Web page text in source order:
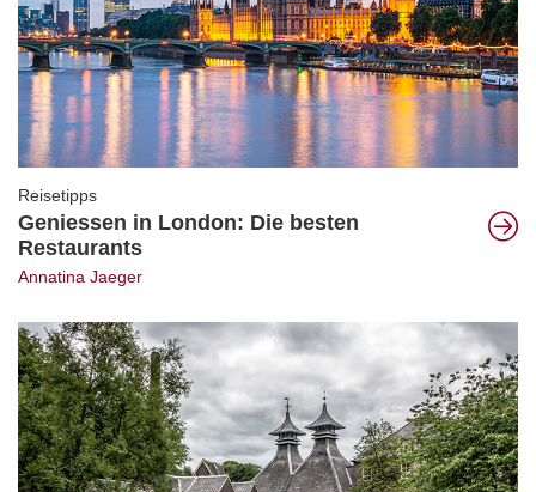
Reisetipps
Geniessen in London: Die besten
Restaurants
Annatina Jaeger